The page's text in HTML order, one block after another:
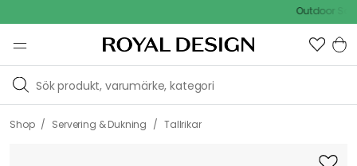
Outdoor Sale -
Shop / Servering & Dukning / Tallrikar